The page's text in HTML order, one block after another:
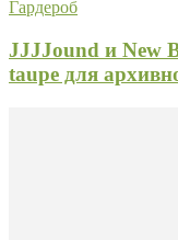
Гардероб
JJJJound и New
taupe для